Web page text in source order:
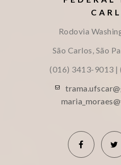
Rodovia
São Carlos, São
(016) 3413-9013 |